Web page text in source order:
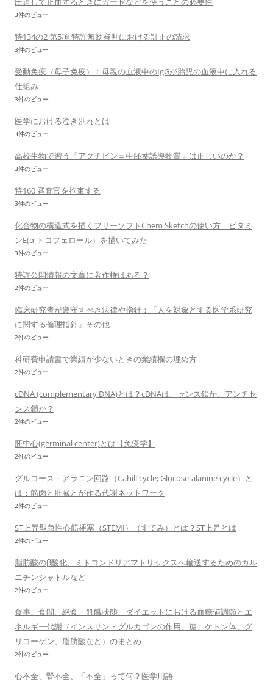
3件のビュー
特134の2 第5項 特許無効審判における訂正の請求
3件のビュー
受動免疫（母子免疫）：母親の血液中のIgGが胎児の血液中に入れる
仕組み
3件のビュー
医学における泣き別れとは
3件のビュー
高校生物で習う「アクチビン＝中胚葉誘導物質」は正しいのか？
3件のビュー
特160 審査官を拘束する
3件のビュー
化合物の構造式を描くフリーソフトChem Sketchの使い方 ビタミ
ンE(α-トコフェロール）を描いてみた
3件のビュー
特許公開情報の文章に著作権はある？
2件のビュー
臨床研究者が遵守すべき法律や指針：「人を対象とする医学系研究
に関する倫理指針」その他
2件のビュー
科研費申請書で業績が少ないときの業績欄の埋め方
2件のビュー
cDNA (complementary DNA)とは？cDNAは、センス鎖か、アンチセ
ンス鎖か？
2件のビュー
胚中心(germinal center)とは【免疫学】
2件のビュー
グルコース－アラニン回路（Cahill cycle; Glucose-alanine cycle）と
は：筋肉と肝臓とが作る代謝ネットワーク
2件のビュー
ST上昇型急性心筋梗塞（STEMI）（すてみ）とは？ST上昇とは
2件のビュー
脂肪酸のβ酸化、ミトコンドリアマトリックスへ輸送するためのカル
ニチンシャトルなど
2件のビュー
食事、食間、絶食・飢餓状態、ダイエットにおける血糖値調節とエ
ネルギー代謝（インスリン・グルカゴンの作用、糖、ケトン体、グ
リコーゲン、脂肪酸など）のまとめ
2件のビュー
心不全、腎不全、「不全」って何？医学用語